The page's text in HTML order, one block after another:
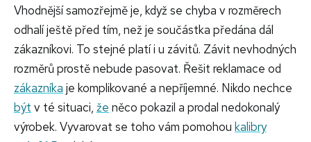
Vhodnější samozřejmě je, když se chyba v rozměrech
odhalí ještě před tím, než je součástka předána dál
zákazníkovi. To stejné platí i u závitů. Závit nevhodných
rozměrů prostě nebude pasovat. Řešit reklamace od
zákazníka je komplikované a nepříjemné. Nikdo nechce
být v té situaci, že něco pokazil a prodal nedokonalý
výrobek. Vyvarovat se toho vám pomohou kalibry